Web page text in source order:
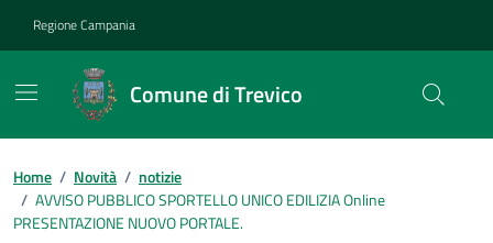
Regione Campania
Comune di Trevico
Home / Novità / notizie
/ AVVISO PUBBLICO SPORTELLO UNICO EDILIZIA Online
PRESENTAZIONE NUOVO PORTALE.